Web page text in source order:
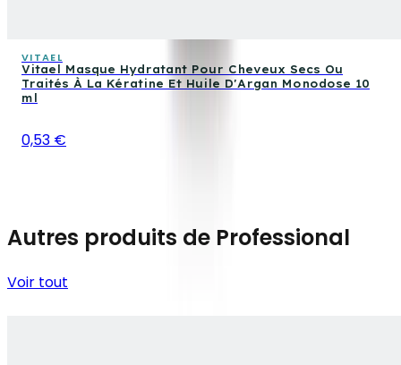
VITAEL
Vitael Masque Hydratant Pour Cheveux Secs Ou
Traités À La Kératine Et Huile D'Argan Monodose 10
ml
0,53 €
Autres produits de Professional
Voir tout